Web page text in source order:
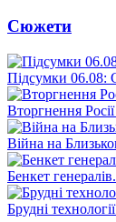
Сюжети
Підсумки 06.08:
Вторгнення
Війна на
Бенкет
Брудні